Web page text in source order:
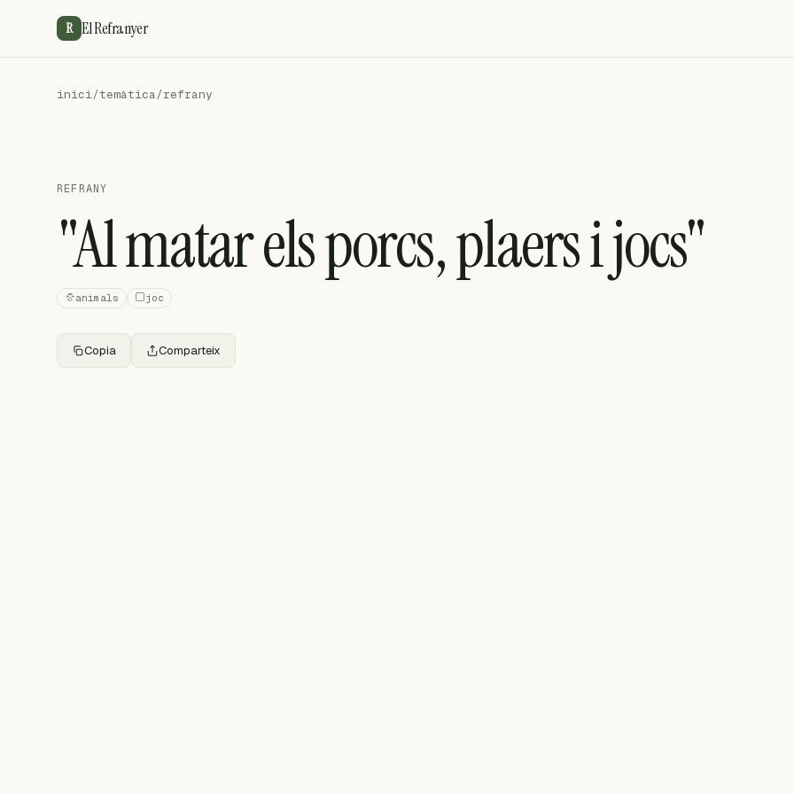
R El Refranyer
inici/temàtica/refrany
REFRANY
"Al matar els porcs, plaers i jocs"
animals joc
Copia Comparteix